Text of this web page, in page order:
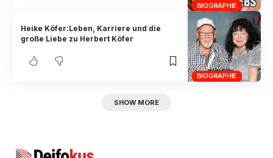
BIOGRAPHIE
BIOGRAPHIE
Heike Köfer:Leben, Karriere und die
große Liebe zu Herbert Köfer
SHOW MORE